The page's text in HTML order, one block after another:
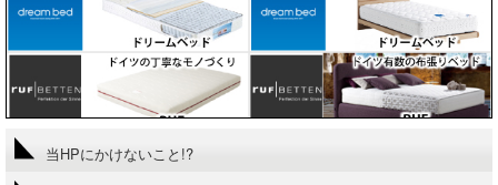
当HPにかけないこと!?